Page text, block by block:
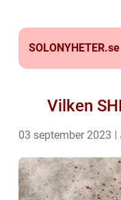
SOLONYHETER.se
Vilken
03 september 2023